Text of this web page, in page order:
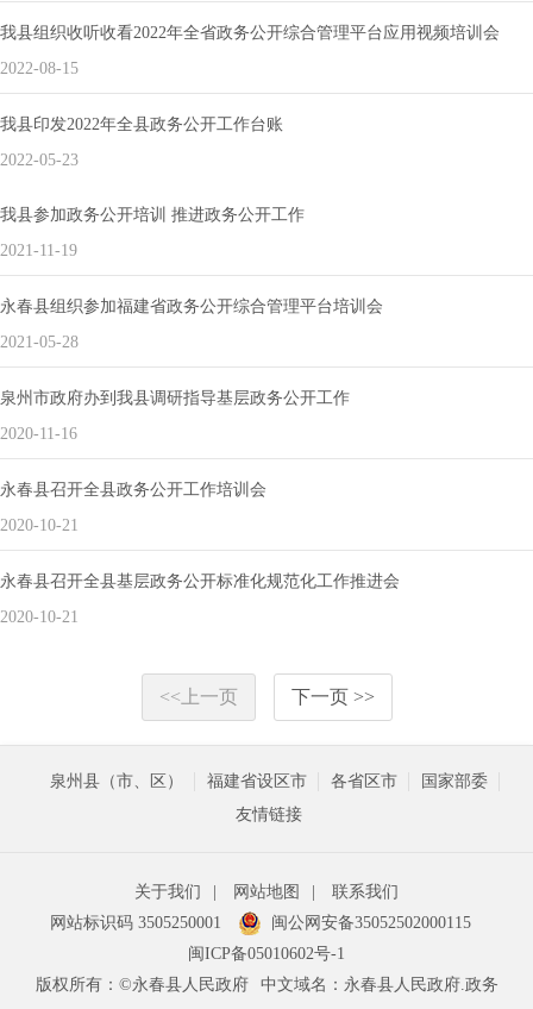
2022-08-15
我县组织收听收看2022年全省政务公开综合管理平台应用视频培训会
2022-05-23
我县印发2022年全县政务公开工作台账
2021-11-19
我县参加政务公开培训 推进政务公开工作
2021-05-28
永春县组织参加福建省政务公开综合管理平台培训会
2020-11-16
泉州市政府办到我县调研指导基层政务公开工作
2020-10-21
永春县召开全县政务公开工作培训会
2020-10-21
永春县召开全县基层政务公开标准化规范化工作推进会
<<上一页 下一页 >>
泉州县（市、区） 福建省设区市 各省区市
国家部委
友情链接
关于我们 | 网站地图 |
联系我们
网站标识码 3505250001
闽公网安备35052502000115
闽ICP备05010602号-1
版权所有：©永春县人民政府
中文域名：永春县人民政府.政务